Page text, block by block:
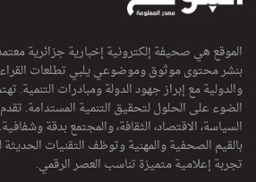
الموقع هي صحيفة إلكترونية إخبارية جزائرية
بنشر محتوى موثوق وموضوعي يلبي تطلعات القراء.
والدولية مع إبراز جهود الدولة ومبادرات التنمية.
الضوء على الحلول لتحقيق التنمية المستدامة.
السياسة، الاقتصاد، الثقافة، والمجتمع بدقة
بالقيم الصحفية والمهنية وتوظف التقنيات الحديثة
تجربة إعلامية متميزة تناسب العصر الرقمي.